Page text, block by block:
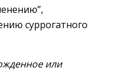
суррогатного
или